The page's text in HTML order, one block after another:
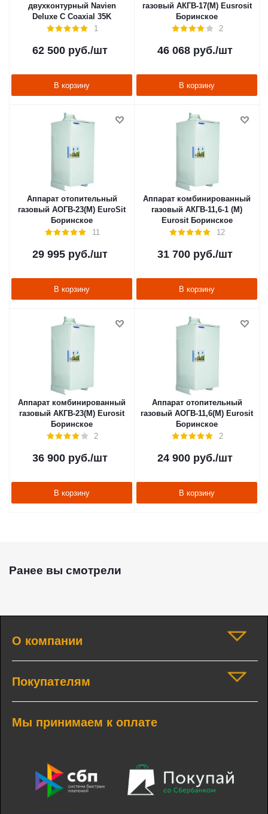
двухконтурный Navien
Deluxe C Coaxial 35K
1
62 500руб./шт
В корзину
газовый АКГВ-17(М) Eusrosit
Боринское
2
46 068руб./шт
В корзину
Аппарат отопительный
газовый АОГВ-23(М) EuroSit
Боринское
11
29 995руб./шт
В корзину
Аппарат комбинированный
газовый АКГВ-11,6-1 (M)
Eurosit Боринское
12
31 700руб./шт
В корзину
Аппарат комбинированный
газовый АКГВ-23(М) Eurosit
Боринское
2
36 900руб./шт
В корзину
Аппарат отопительный
газовый АОГВ-11,6(М) Eurosit
Боринское
2
24 900руб./шт
В корзину
Ранее вы смотрели
О компании
Покупателям
Мы принимаем к оплате